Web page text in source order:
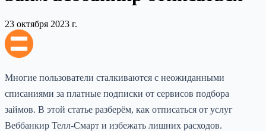
23 октября 2023 г.
Многие пользователи сталкиваются с неожиданными
списаниями за платные подписки от сервисов подбора
займов. В этой статье разберём, как отписаться от услуг
Веббанкир Телл-Смарт и избежать лишних расходов.